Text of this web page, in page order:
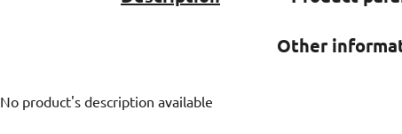
Other
No product's description available